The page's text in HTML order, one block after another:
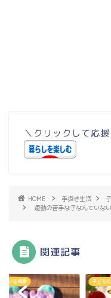
＼クリックして応
HOME 手抜き生活
運動の苦手な子なんていな
関連記事
のいる風景 子ども